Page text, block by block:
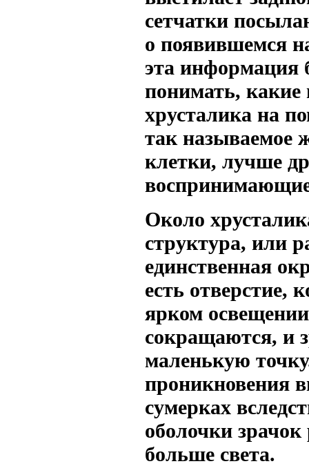
сетчатки
о появившемся
эта информация
понимать,
хрусталика на
так называемое
клетки, лучше
Около
структура, или
единственная
есть отверстие,
ярком
сокращаются, и
маленькую
проникновения
сумерках
оболочки
больше света.